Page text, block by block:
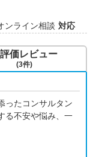
ンライン相談 対応
ったコンサルタン
る不安や悩み、一
価レビュー
(3件)